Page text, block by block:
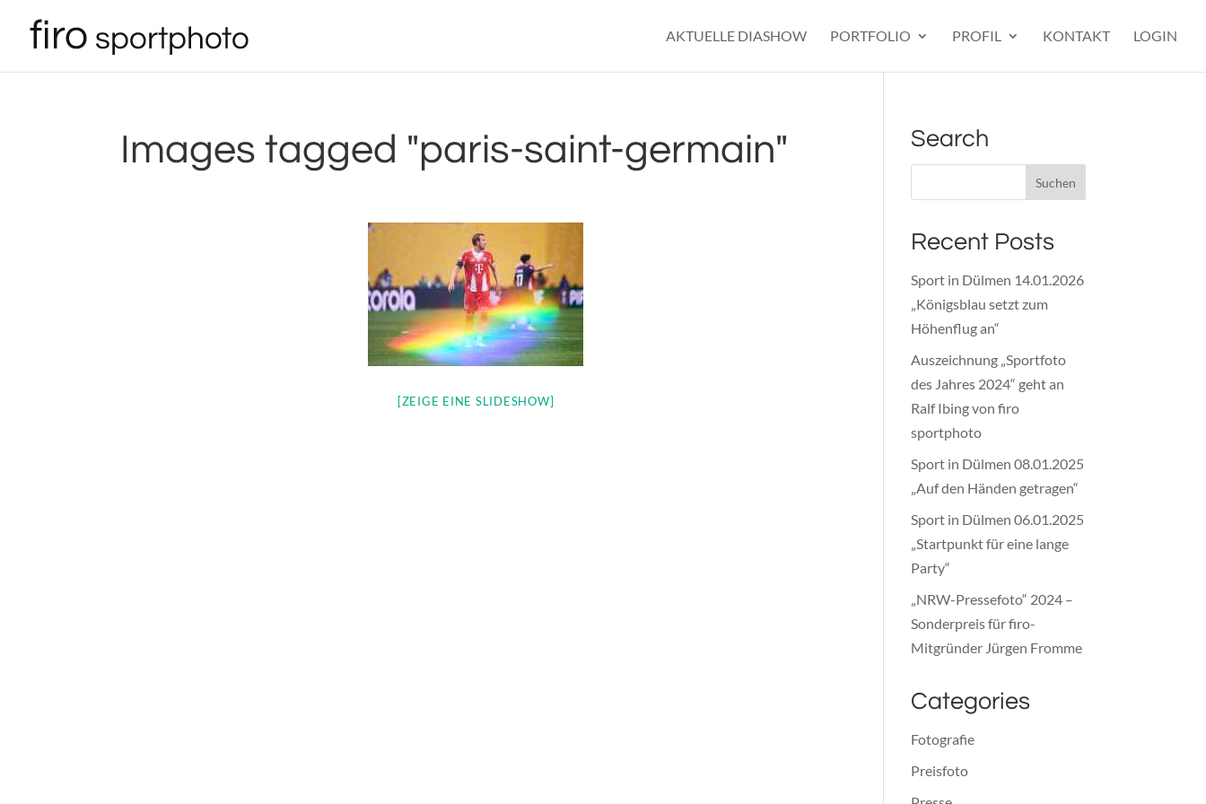
AKTUELLE DIASHOW PORTFOLIO PROFIL KONTAKT LOGIN
Images tagged "paris-saint-germain"
[ZEIGE EINE SLIDESHOW]
Search
Recent Posts
Sport in Dülmen 14.01.2026
„Königsblau setzt zum
Höhenflug an“
Auszeichnung „Sportfoto
des Jahres 2024“ geht an
Ralf Ibing von firo
sportphoto
Sport in Dülmen 08.01.2025
„Auf den Händen getragen“
Sport in Dülmen 06.01.2025
„Startpunkt für eine lange
Party“
„NRW-Pressefoto“ 2024 –
Sonderpreis für firo-
Mitgründer Jürgen Fromme
Categories
Fotografie
Preisfoto